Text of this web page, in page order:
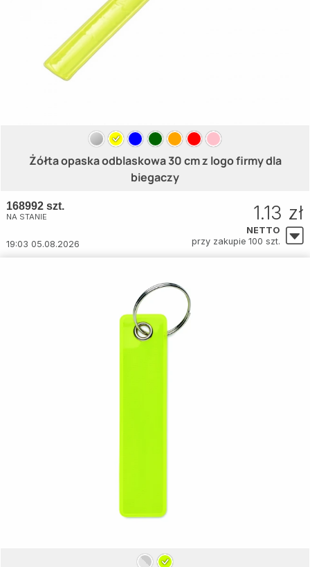
Żółta opaska odblaskowa 30 cm z logo firmy dla
biegaczy
168992 szt.
NA STANIE
19:03 05.08.2026
1.13 zł
NETTO
przy zakupie 100 szt.